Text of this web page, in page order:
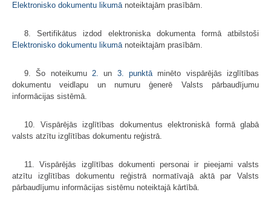
Elektronisko dokumentu likumā noteiktajām prasībām.
8. Sertifikātus izdod elektroniska dokumenta formā atbilstoši
Elektronisko dokumentu likumā noteiktajām prasībām.
9. Šo noteikumu 2. un 3. punktā minēto vispārējās izglītības
dokumentu veidlapu un numuru ģenerē Valsts pārbaudījumu
informācijas sistēmā.
10. Vispārējās izglītības dokumentus elektroniskā formā glabā
valsts atzītu izglītības dokumentu reģistrā.
11. Vispārējās izglītības dokumenti personai ir pieejami valsts
atzītu izglītības dokumentu reģistrā normatīvajā aktā par Valsts
pārbaudījumu informācijas sistēmu noteiktajā kārtībā.